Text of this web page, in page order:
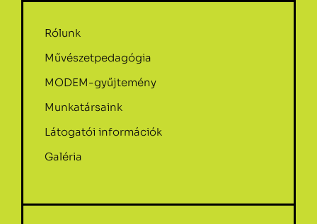
Rólunk
Művészetpedagógia
MODEM-gyűjtemény
Munkatársaink
Látogatói információk
Galéria